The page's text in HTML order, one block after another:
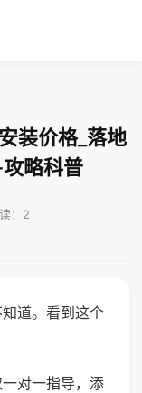
装价格_落地
略科普
：2
道。看到这个
对一指导，添